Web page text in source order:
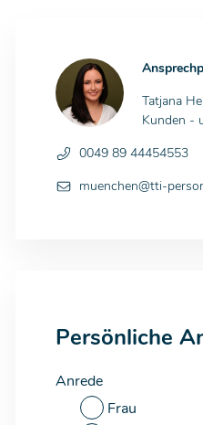
Tatjana
Kunden -
0049 89 44454553
muenchen@tti-
Persönliche
Anrede
Frau